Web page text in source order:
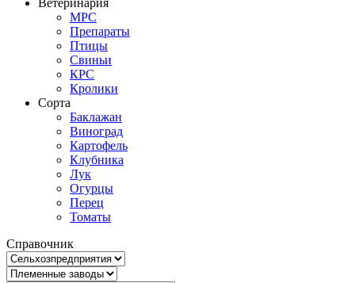
Ветеринария
МРС
Препараты
Птицы
Свиньи
КРС
Кролики
Сорта
Баклажан
Виноград
Картофель
Клубника
Лук
Огурцы
Перец
Томаты
Справочник